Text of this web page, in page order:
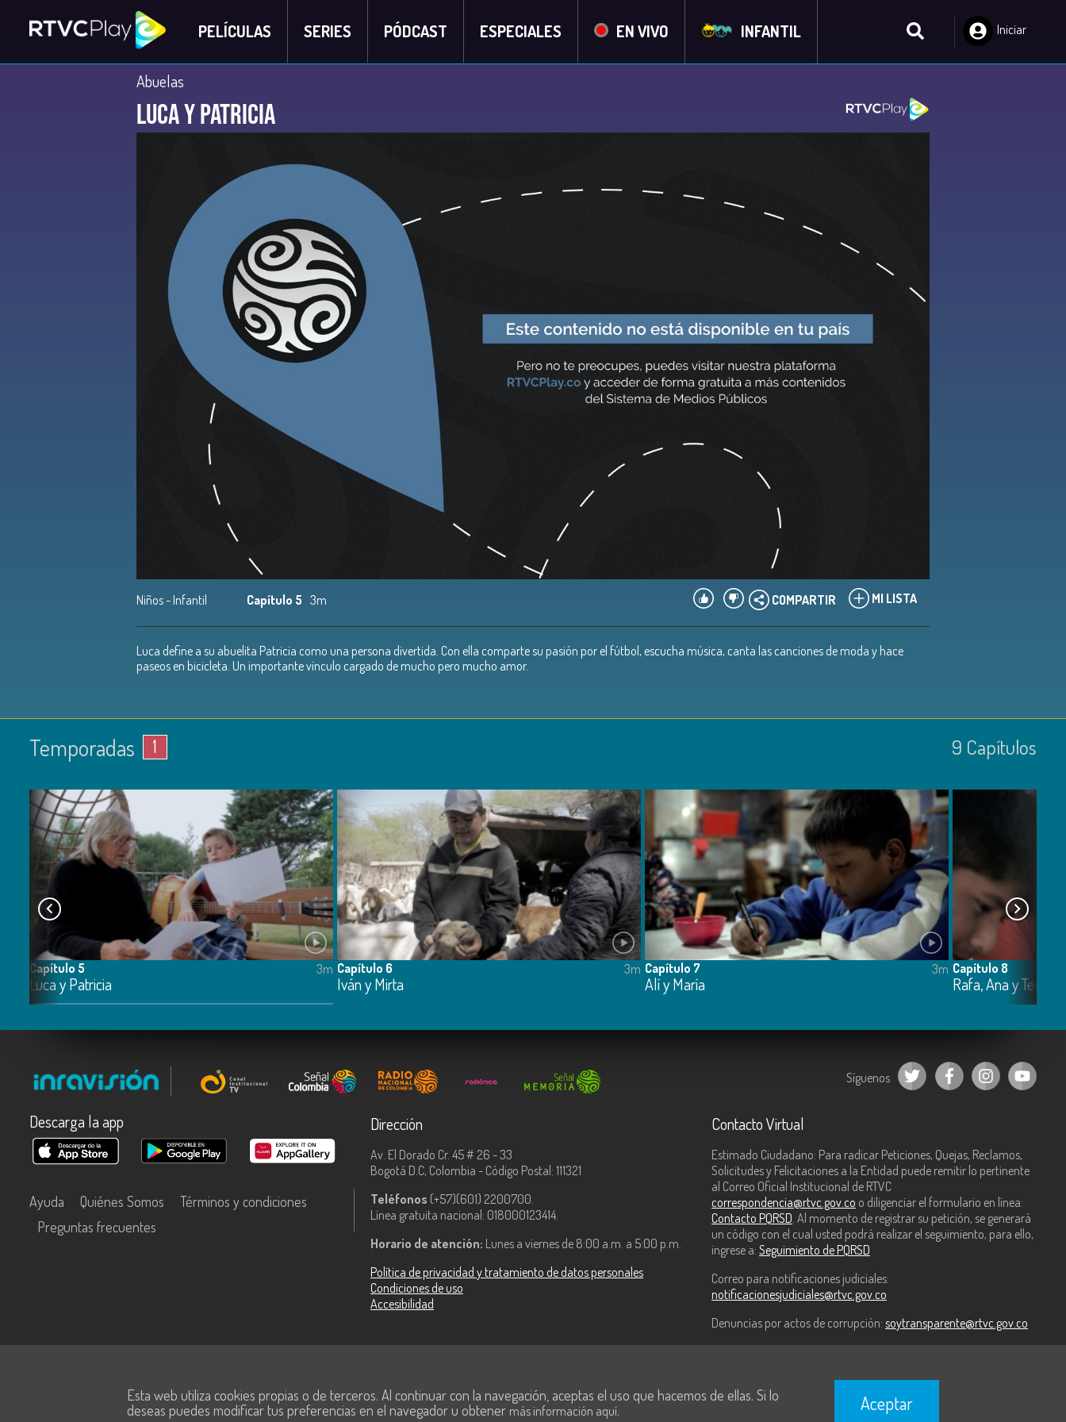
PELÍCULAS SERIES PÓDCAST ESPECIALES EN VIVO INFANTIL
Iniciar
Abuelas
Luca y Patricia
Niños - Infantil Capítulo 5 3m MI LISTA
COMPARTIR
Luca define a su abuelita Patricia como una persona divertida. Con ella comparte su pasión por el fútbol, escucha música, canta las canciones de moda y hace
paseos en bicicleta. Un importante vínculo cargado de mucho pero mucho amor.
Temporadas 1 9 Capí­tulos
Capítulo 5
Luca y Patricia
3m Capítulo 6
Iván y Mirta
3m Capítulo 7
Alí y María
3m Capítulo 8
Rafa, Ana y Teo
Síguenos
Descarga la app
Ayuda Quiénes Somos
Términos y condiciones
Preguntas frecuentes
Dirección
Av. El Dorado Cr. 45 # 26 - 33
Bogotá D.C, Colombia - Código Postal: 111321
Teléfonos (+57)(601) 2200700.
Línea gratuita nacional: 018000123414.
Horario de atención: Lunes a viernes de 8:00 a.m. a 5:00 p.m.
Política de privacidad y tratamiento de datos personales
Condiciones de uso
Accesibilidad
Contacto Virtual
Estimado Ciudadano: Para radicar Peticiones, Quejas, Reclamos,
Solicitudes y Felicitaciones a la Entidad puede remitir lo pertinente
al Correo Oficial Institucional de RTVC
correspondencia@rtvc.gov.co o diligenciar el formulario en línea:
Contacto PQRSD . Al momento de registrar su petición, se generará
un código con el cual usted podrá realizar el seguimiento, para ello,
ingrese a: Seguimiento de PQRSD
Correo para notificaciones judiciales:
notificacionesjudiciales@rtvc.gov.co
Denuncias por actos de corrupción: soytransparente@rtvc.gov.co
Información y las Comunicaciones de MinTic.
Esta web utiliza cookies propias o de terceros. Al continuar con la navegación, aceptas el uso que hacemos de ellas. Si lo
deseas puedes modificar tus preferencias en el navegador u obtener más información aquí. Aceptar